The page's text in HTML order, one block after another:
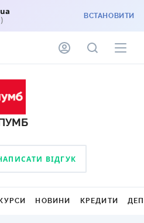
ВСТАНОВИТИ
ВІДГУК
КУРСИ НОВИНИ КРЕДИТИ